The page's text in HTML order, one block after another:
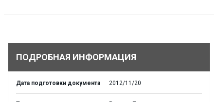
ПОДРОБНАЯ ИНФОРМАЦИЯ
Дата подготовки документа 2012/11/20